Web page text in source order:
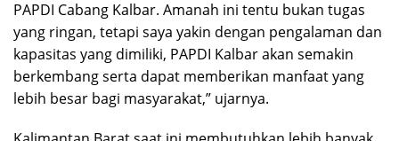
PAPDI Cabang Kalbar. Amanah ini tentu bukan tugas
yang ringan, tetapi saya yakin dengan pengalaman dan
kapasitas yang dimiliki, PAPDI Kalbar akan semakin
berkembang serta dapat memberikan manfaat yang
lebih besar bagi masyarakat,” ujarnya.